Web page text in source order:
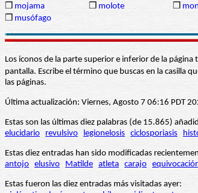
❒ mojama ❒ molote ❒
❒ musófago
Los iconos de la parte superior e inferior de la
pantalla. Escribe el término que buscas en la casilla
las páginas.
Última actualización: Viernes, Agosto 7 06:16 PDT
Estas son las últimas diez palabras (de 15.865)
elucidario
revulsivo legionelosis ciclosporiasis
Estas diez entradas han sido modificadas
antojo elusivo Matilde atleta carajo
Estas fueron las diez entradas más visitadas ayer: